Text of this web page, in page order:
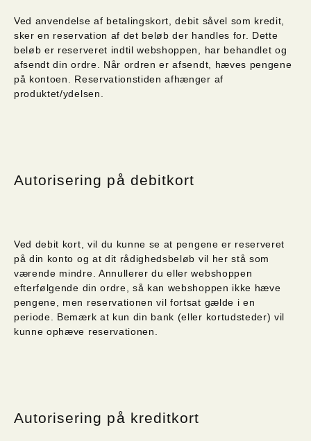
Ved anvendelse af betalingskort, debit såvel som kredit,
sker en reservation af det beløb der handles for. Dette
beløb er reserveret indtil webshoppen, har behandlet og
afsendt din ordre. Når ordren er afsendt, hæves pengene
på kontoen. Reservationstiden afhænger af
produktet/ydelsen.
Autorisering på debitkort
Ved debit kort, vil du kunne se at pengene er reserveret
på din konto og at dit rådighedsbeløb vil her stå som
værende mindre. Annullerer du eller webshoppen
efterfølgende din ordre, så kan webshoppen ikke hæve
pengene, men reservationen vil fortsat gælde i en
periode. Bemærk at kun din bank (eller kortudsteder) vil
kunne ophæve reservationen.
Autorisering på kreditkort